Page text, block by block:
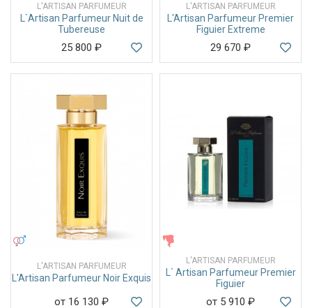
L'ARTISAN PARFUMEUR
L`Artisan Parfumeur Nuit de
Tubereuse
25 800 ₽
L'ARTISAN PARFUMEUR
L'Artisan Parfumeur Premier
Figuier Extreme
29 670 ₽
УНИСЕКС
L'ARTISAN PARFUMEUR
L'Artisan Parfumeur Noir Exquis
от 16 130 ₽
L'ARTISAN PARFUMEUR
L` Artisan Parfumeur Premier
Figuier
от 5 910 ₽